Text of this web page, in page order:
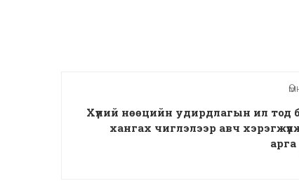
Хүний нөөцийн удирдлагын ил тод
хангах чиглэлээр авч